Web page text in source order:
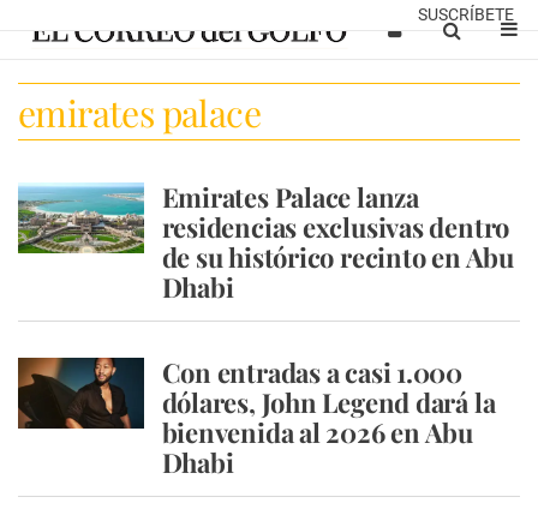
SUSCRÍBETE
emirates palace
Emirates Palace lanza
residencias exclusivas dentro
de su histórico recinto en Abu
Dhabi
Con entradas a casi 1.000
dólares, John Legend dará la
bienvenida al 2026 en Abu
Dhabi